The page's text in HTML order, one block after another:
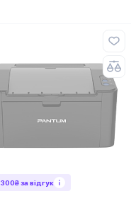
300₴ за відгук